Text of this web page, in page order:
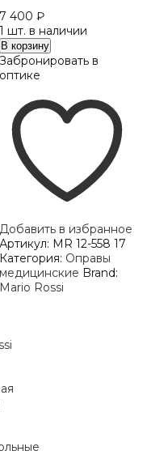
7 400 ₽
1 шт. в наличии
Количество
Mario
Rossi
558
В корзину
Забронировать в
оптике
Добавить в избранное
Артикул: MR 12-558 17
Категория: Оправы
медицинские Brand:
Mario Rossi